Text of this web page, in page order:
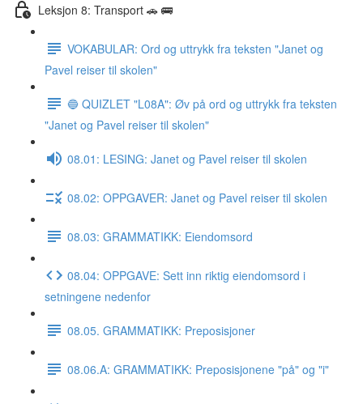
Leksjon 8: Transport 🚗 🚌
VOKABULAR: Ord og uttrykk fra teksten "Janet og
Pavel reiser til skolen"
🔵 QUIZLET "L08A": Øv på ord og uttrykk fra teksten
"Janet og Pavel reiser til skolen"
08.01: LESING: Janet og Pavel reiser til skolen
08.02: OPPGAVER: Janet og Pavel reiser til skolen
08.03: GRAMMATIKK: Eiendomsord
08.04: OPPGAVE: Sett inn riktig eiendomsord i
setningene nedenfor
08.05. GRAMMATIKK: Preposisjoner
08.06.A: GRAMMATIKK: Preposisjonene "på" og "i"